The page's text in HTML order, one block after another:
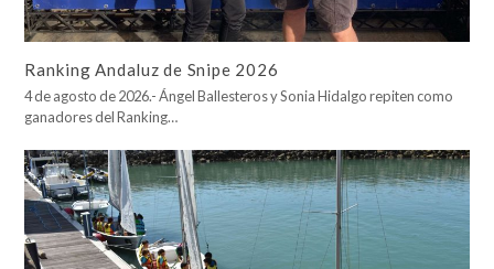
Ranking Andaluz de Snipe 2026
4 de agosto de 2026.- Ángel Ballesteros y Sonia Hidalgo repiten como
ganadores del Ranking…